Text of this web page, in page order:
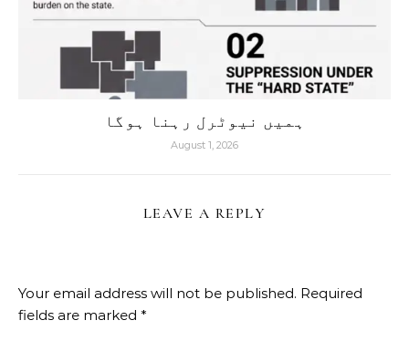
ہمیں نیوٹرل رہنا ہوگا
August 1, 2026
LEAVE A REPLY
Your email address will not be published. Required
fields are marked *